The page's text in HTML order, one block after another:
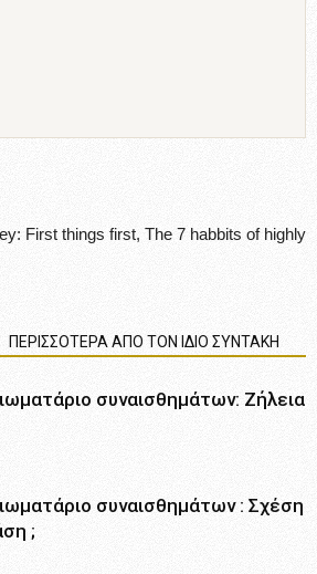
First things first, The 7 habbits of highly
ΠΕΡΙΣΣΟΤΕΡΑ ΑΠΟ ΤΟΝ ΙΔΙΟ ΣΥΝΤΑΚΗ
συναισθημάτων: Zήλεια
συναισθημάτων : Σχέση
;